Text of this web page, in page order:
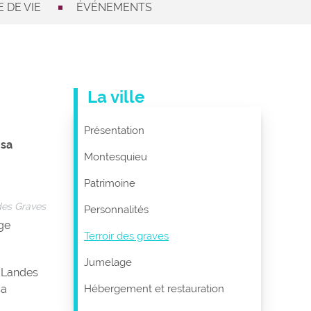
DE VIE ÉVÉNEMENTS
Graves
La ville
Présentation
Montesquieu
Patrimoine
Personnalités
Terroir des graves
Jumelage
Hébergement et restauration